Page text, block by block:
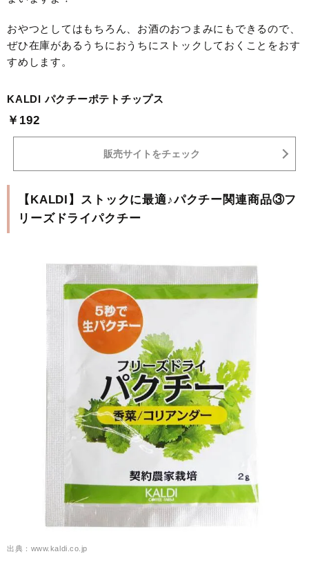
おやつとしてはもちろん、お酒のおつまみにもできるので、
ぜひ在庫があるうちにおうちにストックしておくことをおす
すめします。
KALDI パクチーポテトチップス
￥192
販売サイトをチェック
【KALDI】ストックに最適♪パクチー関連商品③フ
リーズドライパクチー
出典：www.kaldi.co.jp